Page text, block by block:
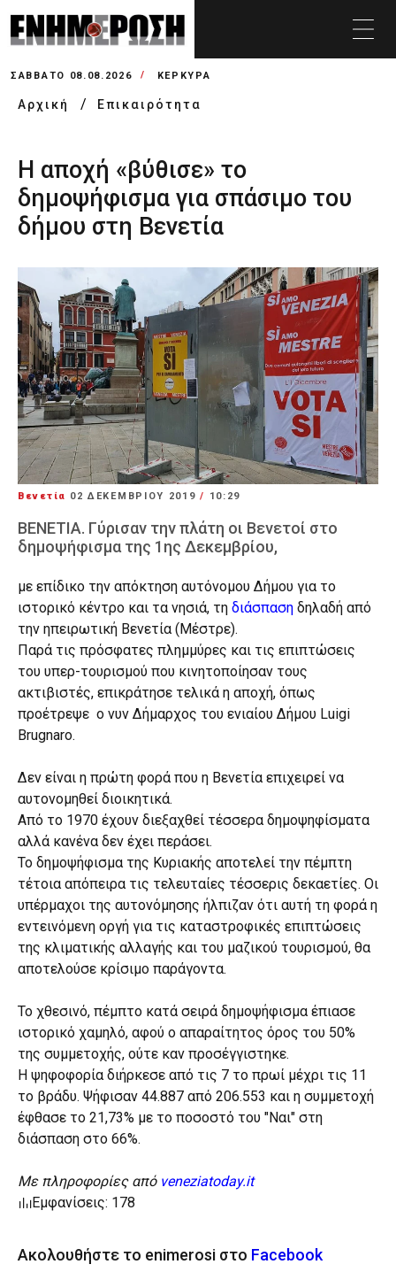
ΣΆΒΒΑΤΟ 08.08.2026 ΚΕΡΚΥΡΑ
Αρχική Επικαιρότητα
Η αποχή «βύθισε» το
δημοψήφισμα για σπάσιμο του
δήμου στη Βενετία
Βενετία 02 ΔΕΚΕΜΒΡΊΟΥ 2019/ 10:29
ΒΕΝΕΤΙΑ. Γύρισαν την πλάτη οι Βενετοί στο
δημοψήφισμα της 1ης Δεκεμβρίου,
με επίδικο την απόκτηση αυτόνομου Δήμου για το
ιστορικό κέντρο και τα νησιά, τη διάσπαση δηλαδή από
την ηπειρωτική Βενετία (Μέστρε).
Παρά τις πρόσφατες πλημμύρες και τις επιπτώσεις
του υπερ-τουρισμού που κινητοποίησαν τους
ακτιβιστές, επικράτησε τελικά η αποχή, όπως
προέτρεψε ο νυν Δήμαρχος του ενιαίου Δήμου Luigi
Brugnaro.
Δεν είναι η πρώτη φορά που η Βενετία επιχειρεί να
αυτονομηθεί διοικητικά.
Από το 1970 έχουν διεξαχθεί τέσσερα δημοψηφίσματα
αλλά κανένα δεν έχει περάσει.
Το δημοψήφισμα της Κυριακής αποτελεί την πέμπτη
τέτοια απόπειρα τις τελευταίες τέσσερις δεκαετίες. Οι
υπέρμαχοι της αυτονόμησης ήλπιζαν ότι αυτή τη φορά η
εντεινόμενη οργή για τις καταστροφικές επιπτώσεις
της κλιματικής αλλαγής και του μαζικού τουρισμού, θα
αποτελούσε κρίσιμο παράγοντα.
Το χθεσινό, πέμπτο κατά σειρά δημοψήφισμα έπιασε
ιστορικό χαμηλό, αφού ο απαραίτητος όρος του 50%
της συμμετοχής, ούτε καν προσέγγιστηκε.
Η ψηφοφορία διήρκεσε από τις 7 το πρωί μέχρι τις 11
το βράδυ. Ψήφισαν 44.887 από 206.553 και η συμμετοχή
έφθασε το 21,73% με το ποσοστό του "Ναι" στη
διάσπαση στο 66%.
Με πληροφορίες από veneziatoday.it
Εμφανίσεις: 178
Ακολουθήστε το enimerosi στο Facebook